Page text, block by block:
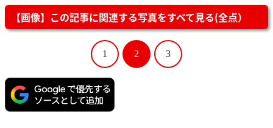
【画像】この記事に関連する写真をすべて見る(全点）
1 2 3